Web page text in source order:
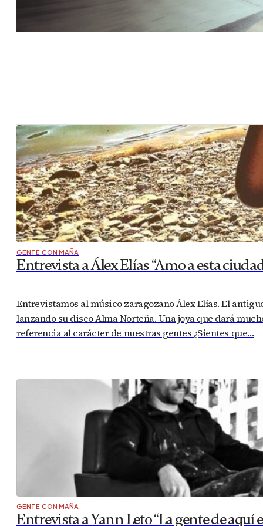
GENTE CON MAÑA
Entrevista a Álex Elías “Amo a esta
Entrevistamos al músico zaragozano Álex Elías. El
lanzando su disco Alma Norteña. Una joya que dará
referencia al carácter de nuestras gentes ¿Sientes que…
GENTE CON MAÑA
Entrevista a Yann Leto “La gente de aquí